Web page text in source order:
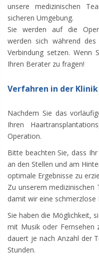
unsere medizinischen
sicheren Umgebung.
Sie werden auf die
werden sich während
Verbindung setzen. Wenn
Ihren Berater zu fragen!
Verfahren in der Klinik
Nachdem Sie das
Ihren
Operation.
Bitte beachten Sie, dass
an den Stellen und am
optimale Ergebnisse zu
Zu unserem
damit wir eine schmerzlose
Sie haben die Möglichkeit,
mit Musik oder Fernsehen
dauert je nach Anzahl der
Stunden.